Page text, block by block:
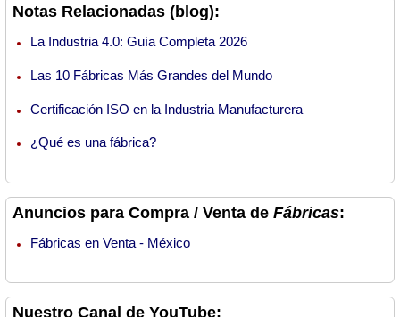
Notas Relacionadas (blog):
La Industria 4.0: Guía Completa 2026
Las 10 Fábricas Más Grandes del Mundo
Certificación ISO en la Industria Manufacturera
¿Qué es una fábrica?
Anuncios para Compra / Venta de Fábricas:
Fábricas en Venta - México
Nuestro Canal de YouTube: